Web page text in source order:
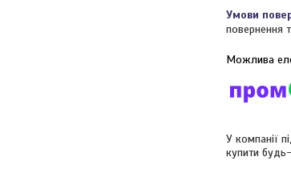
повернення
У компанії
купити